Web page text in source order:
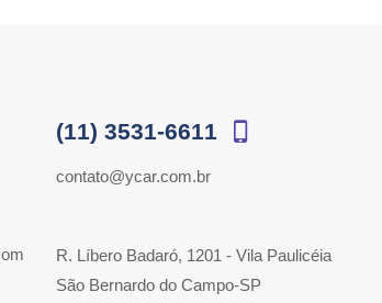
(11) 3531-6611
contato@ycar.com.br
R. Líbero Badaró, 1201 - Vila Paulicéia
São Bernardo do Campo-SP